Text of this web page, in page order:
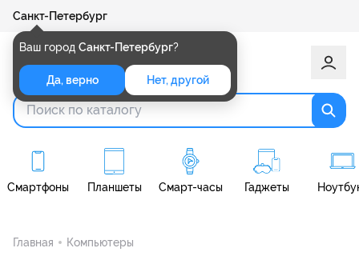
Санкт-Петербург
Смартфоны Планшеты Смарт-часы Гаджеты
Главная Компьютеры
Ваш город Санкт-Петербург?
Да, верно Нет, другой